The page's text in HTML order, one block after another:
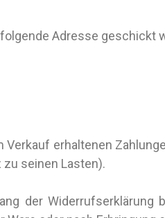
Adresse
erhaltenen
seinen Lasten).
der